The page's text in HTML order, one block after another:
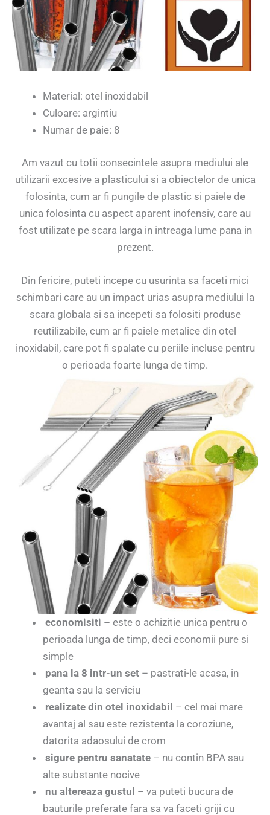
Material: otel inoxidabil
Culoare: argintiu
Numar de paie: 8
Am vazut cu totii consecintele asupra mediului ale
utilizarii excesive a plasticului si a obiectelor de unica
folosinta, cum ar fi pungile de plastic si paiele de
unica folosinta cu aspect aparent inofensiv, care au
fost utilizate pe scara larga in intreaga lume pana in
prezent.
Din fericire, puteti incepe cu usurinta sa faceti mici
schimbari care au un impact urias asupra mediului la
scara globala si sa incepeti sa folositi produse
reutilizabile, cum ar fi paiele metalice din otel
inoxidabil, care pot fi spalate cu periile incluse pentru
o perioada foarte lunga de timp.
economisiti – este o achizitie unica pentru o
perioada lunga de timp, deci economii pure si
simple
pana la 8 intr-un set – pastrati-le acasa, in
geanta sau la serviciu
realizate din otel inoxidabil – cel mai mare
avantaj al sau este rezistenta la coroziune,
datorita adaosului de crom
sigure pentru sanatate – nu contin BPA sau
alte substante nocive
nu altereaza gustul – va puteti bucura de
bauturile preferate fara sa va faceti griji cu